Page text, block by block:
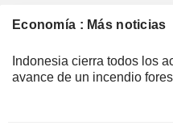
Economía : Más noticias
Indonesia cierra todos los
avance de un incendio